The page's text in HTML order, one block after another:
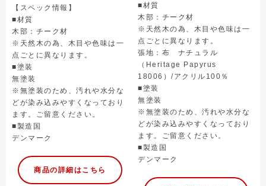
【スペック情報】
■材質
木部：チーク材
※天然木の為、木目や色味は一
点ごとに異なります。
■塗装
無塗装
※無塗装のため、汚れや水分な
どが染み込みやすくなっており
ます。ご留意ください。
■製造国
デンマーク
商品の詳細はこちら
■材質
木部：チーク材
※天然木の為、木目や色味は一
点ごとに異なります。
張地：布 ナチュラル
（Heritage Papyrus
18006）/アクリル100％
■塗装
無塗装
※無塗装のため、汚れや水分な
どが染み込みやすくなっており
ます。ご留意ください。
■製造国
デンマーク